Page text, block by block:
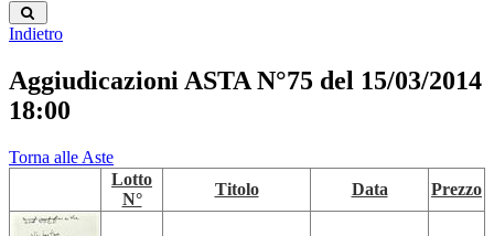
Indietro
Aggiudicazioni ASTA N°75 del 15/03/2014
18:00
Torna alle Aste
Lotto
N°
Titolo Data Prezzo